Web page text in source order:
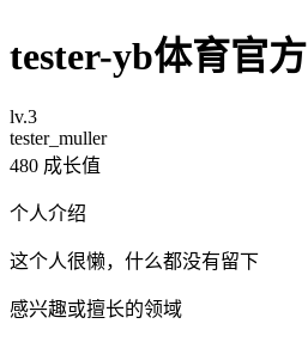
tester-yb体育官方
lv.3
tester_muller
480 成长值
个人介绍
这个人很懒，什么都没有留下
感兴趣或擅长的领域